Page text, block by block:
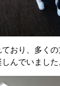
おり、多く
んでいました